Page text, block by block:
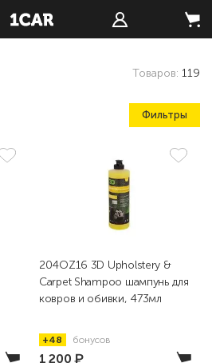
Товаров: 119
Фильтры
204OZ16 3D Upholstery &
Carpet Shampoo шампунь для
ковров и обивки, 473мл
+48 бонусов
1 200₽